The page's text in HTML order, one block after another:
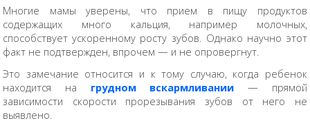
Многие мамы уверены, что прием в пищу продуктов
содержащих много кальция, например молочных,
способствует ускоренному росту зубов. Однако научно этот
факт не подтвержден, впрочем — и не опровергнут.
Это замечание относится и к тому случаю, когда ребенок
находится на грудном вскармливании — прямой
зависимости скорости прорезывания зубов от него не
выявлено.